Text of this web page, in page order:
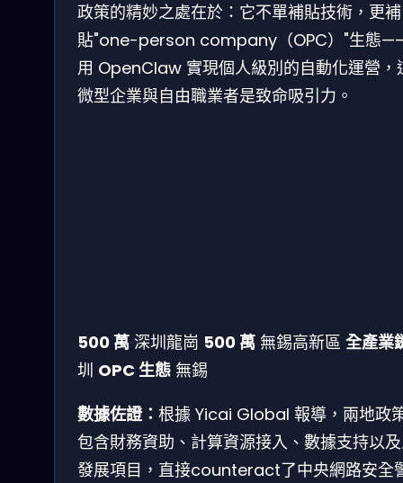
政策的精妙之處在於：它不單補貼技術，更補
貼"one-person company（OPC）"生態
用 OpenClaw 實現個人級別的自動化運營，
微型企業與自由職業者是致命吸引力。
500 萬 深圳龍崗 500 萬 無錫高新區 全產業
圳 OPC 生態 無錫
數據佐證： 根據 Yicai Global 報導，兩地政
包含財務資助、計算資源接入、數據支持以
發展項目，直接counteract了中央網路安全